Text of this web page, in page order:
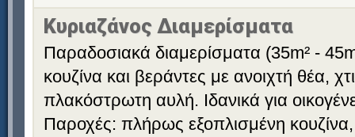
Κυριαζάνος Διαμερίσματα
Παραδοσιακά διαμερίσματα (35m² -
κουζίνα και βεράντες με ανοιχτή θέα,
πλακόστρωτη αυλή. Ιδανικά για
Παροχές: πλήρως εξοπλισμένη